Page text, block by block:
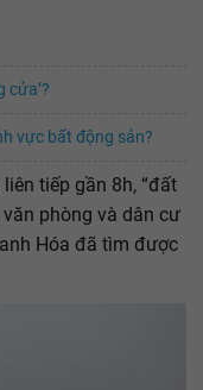
cửa’?
vực bất động sản?
tiếp gần 8h, “đất
phòng và dân cư
Hóa đã tìm được